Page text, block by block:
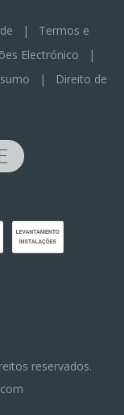
| Termos e
Electrónico |
|
Direito de
reservados.